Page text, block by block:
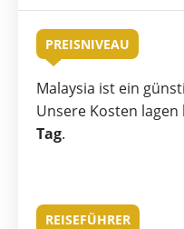
PREISNIVEAU
Malaysia ist ein
Unsere Kosten lagen
Tag.
REISEFÜHRER